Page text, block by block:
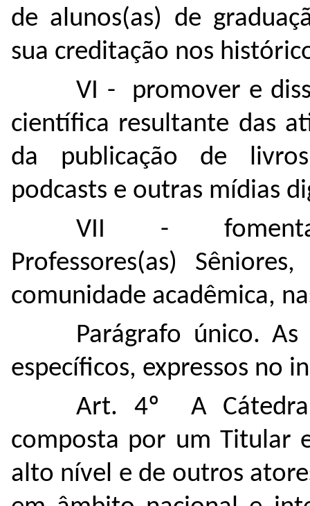
de alunos(as) de
sua creditação nos
VI - promover e
científica resultante das
da publicação de
podcasts e outras mídias
VII -
Professores(as)
comunidade acadêmica,
Parágrafo único.
específicos, expressos no
Art. 4º A Cátedra
composta por um Titular
alto nível e de outros